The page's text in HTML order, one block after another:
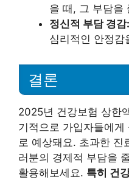
을 때, 그 부담을
정신적 부담 경감:
심리적인 안정감
결론
2025년 건강보험 상한
기적으로 가입자들에
로 예상돼요. 초과한 진
러분의 경제적 부담을
활용해보세요. 특히 건